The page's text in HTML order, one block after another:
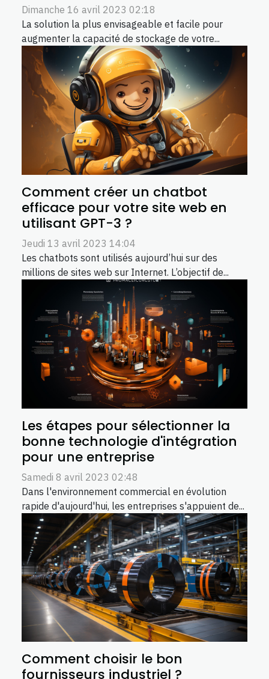
Dimanche 16 avril 2023 02:18
La solution la plus envisageable et facile pour
augmenter la capacité de stockage de votre...
Comment créer un chatbot
efficace pour votre site web en
utilisant GPT-3 ?
Jeudi 13 avril 2023 14:04
Les chatbots sont utilisés aujourd’hui sur des
millions de sites web sur Internet. L’objectif de...
Les étapes pour sélectionner la
bonne technologie d'intégration
pour une entreprise
Samedi 8 avril 2023 02:48
Dans l'environnement commercial en évolution
rapide d'aujourd'hui, les entreprises s'appuient de...
Comment choisir le bon
fournisseurs industriel ?